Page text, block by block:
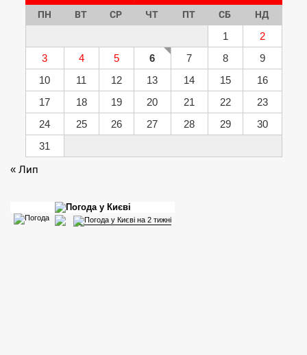
ПН ВТ СР ЧТ ПТ СБ НД
1
2
3
4 5 6 7 8
9
10
11 12 13 14 15
16
17
18 19 20 21 22
23
24
25 26 27 28 29
30
31
« Лип